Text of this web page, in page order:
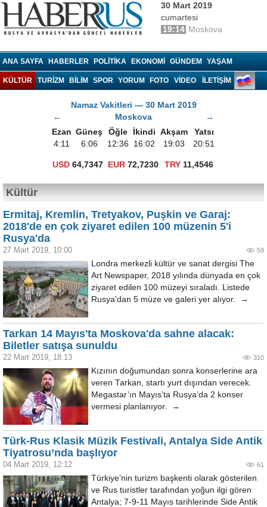
30 Mart 2019
cumartesi
19:14 Moskova
ANA SAYFA HABERLER POLITIKA EKONOMI GÜNDEM YAŞAM
KÜLTÜR TURIZM BILIM SPOR YORUM FOTO VIDEO İLETİŞİM
Namaz Vakitleri — 30 Mart 2019
←
Moskova
→
Ezan Güneş Öğle İkindi Akşam
Yatsı
4:11
6:06 12:36 16:02 19:03 20:51
USD 64,7347 EUR 72,7230 TRY 11,4546
Kültür
Ermitaj, Kremlin, Tretyakov, Puşkin ve Garaj:
2018'de en çok ziyaret edilen 100 müzenin 5'i
Rusya'da
27 Mart 2019, 10:00 59
Londra merkezli kültür ve sanat dergisi The
Art Newspaper, 2018 yılında dünyada en çok
ziyaret edilen 100 müzeyi sıraladı. Listede
Rusya'dan 5 müze ve galeri yer alıyor. →
Tarkan 14 Mayıs'ta Moskova'da sahne alacak:
Biletler satışa sunuldu
22 Mart 2019, 18:13 310
Kızının doğumundan sonra konserlerine ara
veren Tarkan, startı yurt dışından verecek.
Megastar’ın Mayıs’ta Rusya’da 2 konser
vermesi planlanıyor. →
Türk-Rus Klasik Müzik Festivali, Antalya Side Antik
Tiyatrosu’nda başlıyor
04 Mart 2019, 12:12 61
Türkiye’nin turizm başkenti olarak gösterilen
ve Rus turistler tarafından yoğun ilgi gören
Antalya; 7-9-11 Mayıs tarihlerinde Side Antik